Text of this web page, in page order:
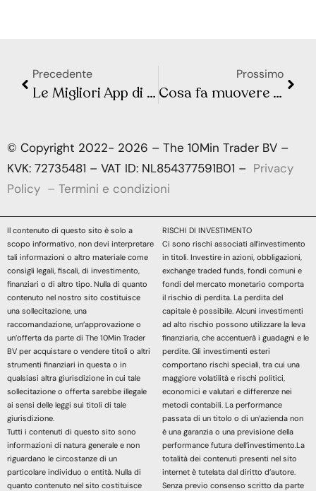
Precedente
Le Migliori App di Budgeting per il 2024: Quale Scegliere per Gestire al Meglio le Tue Finanze?
Prossimo
Cosa fa muovere Wall Street e la Borsa Europea? Sintesi Macro – Settimana 41
© Copyright 2022- 2026 – The 10Min Trader BV –
KVK: 72735481 – VAT ID: NL854377591B01 – Privacy
Policy – Termini e condizioni
Il contenuto di questo sito è solo a
scopo informativo, non devi interpretare
tali informazioni o altro materiale come
consigli legali, fiscali, di investimento,
finanziari o di altro tipo. Nulla di quanto
contenuto nel nostro sito costituisce
una sollecitazione, una
raccomandazione, un’approvazione o
un’offerta da parte di The 10Min Trader
BV per acquistare o vendere titoli o altri
strumenti finanziari in questa o in
qualsiasi altra giurisdizione in cui tale
sollecitazione o offerta sarebbe illegale
ai sensi delle leggi sui titoli di tale
giurisdizione.
Tutti i contenuti di questo sito sono
informazioni di natura generale e non
riguardano le circostanze di un
particolare individuo o entità. Nulla di
quanto contenuto nel sito costituisce
RISCHI DI INVESTIMENTO
Ci sono rischi associati all’investimento
in titoli. Investire in azioni, obbligazioni,
exchange traded funds, fondi comuni e
fondi del mercato monetario comporta
il rischio di perdita. La perdita del
capitale è possibile. Alcuni investimenti
ad alto rischio possono utilizzare la leva
finanziaria, che accentuerà i guadagni e le
perdite. Gli investimenti esteri
comportano rischi speciali, tra cui una
maggiore volatilità e rischi politici,
economici e valutari e differenze nei
metodi contabili. La performance
passata di un titolo o di un’azienda non
è una garanzia o una previsione della
performance futura dell’investimento.La
totalità dei contenuti presenti nel sito
internet è tutelata dal diritto d’autore.
Senza previo consenso scritto da parte